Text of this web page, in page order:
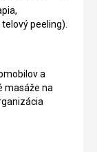
peeling).
a
masáže na